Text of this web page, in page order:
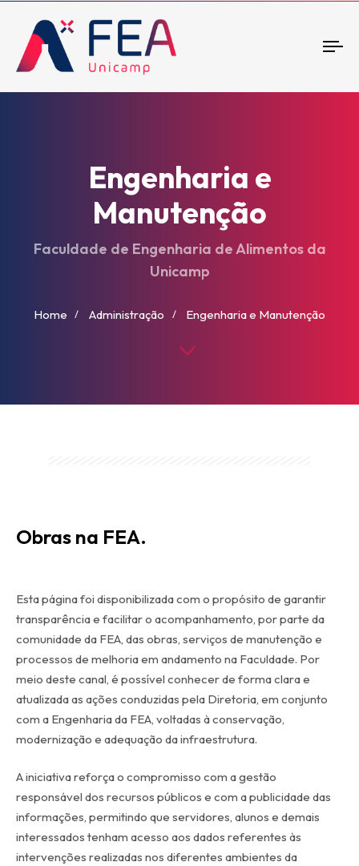
Engenharia e
Manutenção
Faculdade de Engenharia de Alimentos da
Unicamp
Home Administração Engenharia e Manutenção
Obras na FEA.
Esta página foi disponibilizada com o propósito de garantir
transparência e facilitar o acompanhamento, por parte da
comunidade da FEA, das obras, serviços de manutenção e
processos de melhoria em andamento na Faculdade. Por
meio deste canal, é possível conhecer de forma clara e
atualizada as ações conduzidas pela Diretoria, em conjunto
com a Engenharia da FEA, voltadas à conservação,
modernização e adequação da infraestrutura.
A iniciativa reforça o compromisso com a gestão
responsável dos recursos públicos e com a publicidade das
informações, permitindo que servidores, alunos e demais
interessados tenham acesso aos dados referentes às
intervenções realizadas nos diferentes ambientes da